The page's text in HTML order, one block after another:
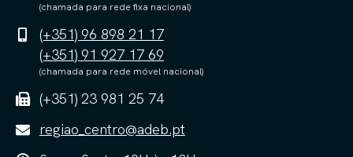
(chamada para rede fixa nacional)
(+351) 96 898 21 17
(+351) 91 927 17 69
(chamada para rede móvel nacional)
(+351) 23 981 25 74
regiao_centro@adeb.pt